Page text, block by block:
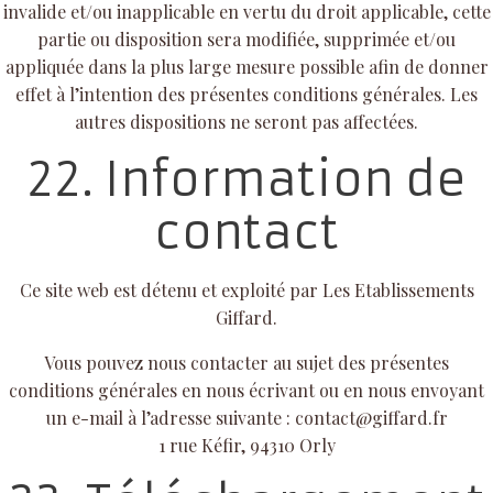
invalide et/ou inapplicable en vertu du droit applicable, cette
partie ou disposition sera modifiée, supprimée et/ou
appliquée dans la plus large mesure possible afin de donner
effet à l’intention des présentes conditions générales. Les
autres dispositions ne seront pas affectées.
22. Information de
contact
Ce site web est détenu et exploité par Les Etablissements
Giffard.
Vous pouvez nous contacter au sujet des présentes
conditions générales en nous écrivant ou en nous envoyant
un e-mail à l’adresse suivante : contact@giffard.fr
1 rue Kéfir, 94310 Orly